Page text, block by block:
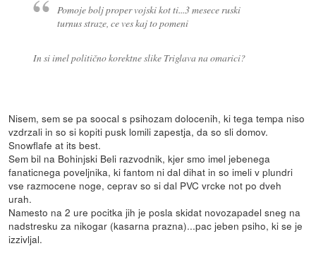
Pomoje bolj proper vojski kot ti...3 mesece ruski
turnus straze, ce ves kaj to pomeni
In si imel politično korektne slike Triglava na omarici?
Nisem, sem se pa soocal s psihozam dolocenih, ki tega tempa niso
vzdrzali in so si kopiti pusk lomili zapestja, da so sli domov.
Snowflafe at its best.
Sem bil na Bohinjski Beli razvodnik, kjer smo imel jebenega
fanaticnega poveljnika, ki fantom ni dal dihat in so imeli v plundri
vse razmocene noge, ceprav so si dal PVC vrcke not po dveh
urah.
Namesto na 2 ure pocitka jih je posla skidat novozapadel sneg na
nadstresku za nikogar (kasarna prazna)...pac jeben psiho, ki se je
izzivljal.